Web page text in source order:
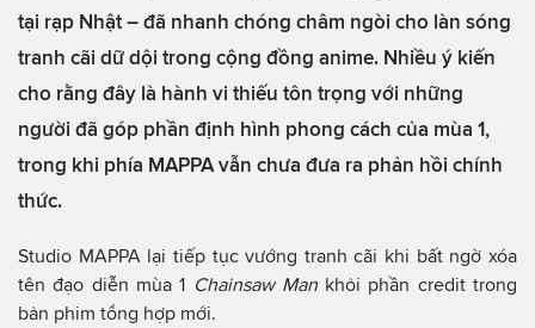
tại rạp Nhật – đã nhanh chóng châm ngòi cho làn sóng
tranh cãi dữ dội trong cộng đồng anime. Nhiều ý kiến
cho rằng đây là hành vi thiếu tôn trọng với những
người đã góp phần định hình phong cách của mùa 1,
trong khi phía MAPPA vẫn chưa đưa ra phản hồi chính
thức.
Studio MAPPA lại tiếp tục vướng tranh cãi khi bất ngờ xóa
tên đạo diễn mùa 1 Chainsaw Mankhỏi phần credit trong
bản phim tổng hợp mới.